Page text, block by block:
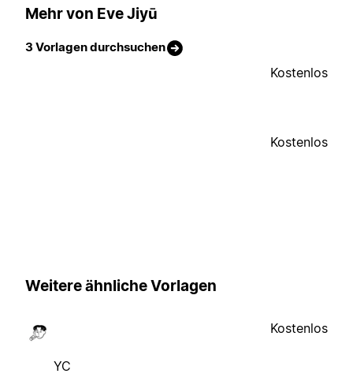
Mehr von Eve Jiyū
3 Vorlagen durchsuchen
Kostenlos
Kostenlos
Weitere ähnliche Vorlagen
YC
Kostenlos